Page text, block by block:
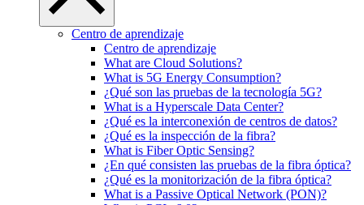
Centro de aprendizaje
Centro de aprendizaje
What are Cloud Solutions?
What is 5G Energy Consumption?
¿Qué son las pruebas de la tecnología 5G?
What is a Hyperscale Data Center?
¿Qué es la interconexión de centros de datos?
¿Qué es la inspección de la fibra?
What is Fiber Optic Sensing?
¿En qué consisten las pruebas de la fibra óptica?
¿Qué es la monitorización de la fibra óptica?
What is a Passive Optical Network (PON)?